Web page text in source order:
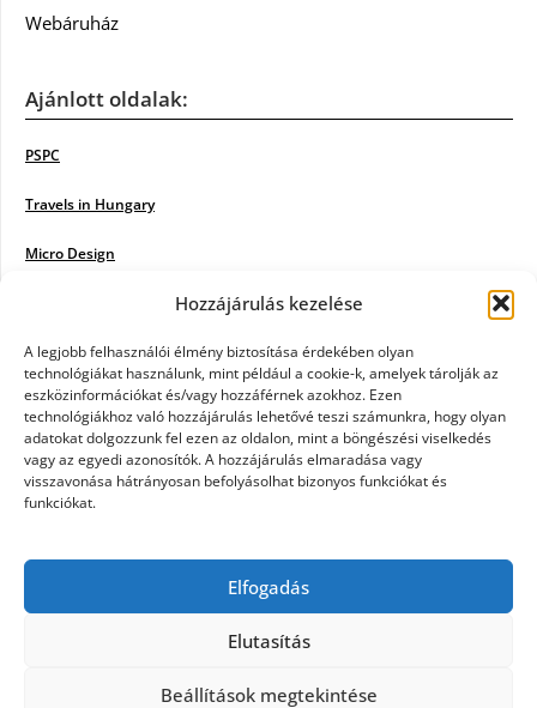
Hozzájárulás kezelése
A legjobb felhasználói élmény biztosítása érdekében olyan
technológiákat használunk, mint például a cookie-k, amelyek tárolják az
eszközinformációkat és/vagy hozzáférnek azokhoz. Ezen
technológiákhoz való hozzájárulás lehetővé teszi számunkra, hogy olyan
adatokat dolgozzunk fel ezen az oldalon, mint a böngészési viselkedés
vagy az egyedi azonosítók. A hozzájárulás elmaradása vagy
visszavonása hátrányosan befolyásolhat bizonyos funkciókat és
funkciókat.
Elfogadás
Elutasítás
Beállítások megtekintése
Webáruház
Ajánlott oldalak:
PSPC
Travels in Hungary
Micro Design
Poiwiki
Öntözőrendszer
Jazz Steps
Unicorn Multipro